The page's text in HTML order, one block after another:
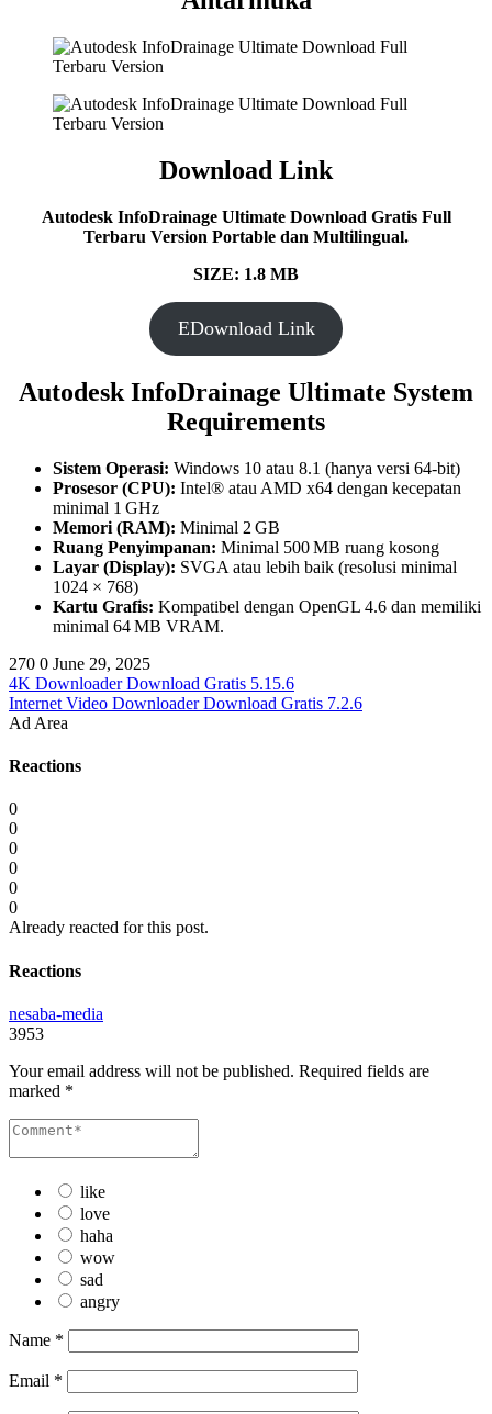
Download Link
Autodesk InfoDrainage Ultimate Download Gratis Full
Terbaru Version Portable dan Multilingual.
SIZE: 1.8 MB
EDownload Link
Autodesk InfoDrainage Ultimate System
Requirements
Sistem Operasi: Windows 10 atau 8.1 (hanya versi 64-bit)
Prosesor (CPU): Intel® atau AMD x64 dengan kecepatan
minimal 1 GHz
Memori (RAM): Minimal 2 GB
Ruang Penyimpanan: Minimal 500 MB ruang kosong
Layar (Display): SVGA atau lebih baik (resolusi minimal
1024 × 768)
Kartu Grafis: Kompatibel dengan OpenGL 4.6 dan memiliki
minimal 64 MB VRAM.
270 0 June 29, 2025
4K Downloader Download Gratis 5.15.6
Internet Video Downloader Download Gratis 7.2.6
Ad Area
Reactions
0
0
0
0
0
0
Already reacted for this post.
Reactions
nesaba-media
3953
Your email address will not be published. Required fields are
marked *
like
love
haha
wow
sad
angry
Name *
Email *